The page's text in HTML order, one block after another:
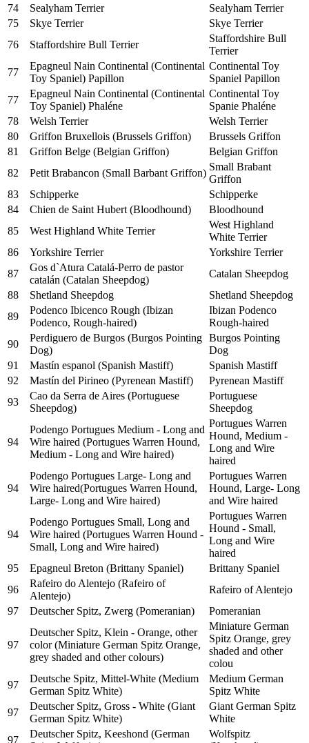
74
Sealyham Terrier
Sealyham Terrier
75
Skye Terrier
Skye Terrier
76
Staffordshire Bull Terrier
Staffordshire Bull
Terrier
77
Epagneul Nain Continental (Continental
Toy Spaniel) Papillon
Continental Toy
Spaniel Papillon
77
Epagneul Nain Continental (Continental
Toy Spaniel) Phaléne
Continental Toy
Spanie Phaléne
78
Welsh Terrier
Welsh Terrier
80
Griffon Bruxellois (Brussels Griffon)
Brussels Griffon
81
Griffon Belge (Belgian Griffon)
Belgian Griffon
82
Petit Brabancon (Small Barbant Griffon)
Small Brabant
Griffon
83
Schipperke
Schipperke
84
Chien de Saint Hubert (Bloodhound)
Bloodhound
85
West Highland White Terrier
West Highland
White Terrier
86
Yorkshire Terrier
Yorkshire Terrier
87
Gos d`Atura Catalá-Perro de pastor
catalán (Catalan Sheepdog)
Catalan Sheepdog
88
Shetland Sheepdog
Shetland Sheepdog
89
Podenco Ibicenco Rough (Ibizan
Podenco, Rough-haired)
Ibizan Podenco
Rough-haired
90
Perdiguero de Burgos (Burgos Pointing
Dog)
Burgos Pointing
Dog
91
Mastín espanol (Spanish Mastiff)
Spanish Mastiff
92
Mastín del Pirineo (Pyrenean Mastiff)
Pyrenean Mastiff
93
Cao da Serra de Aires (Portuguese
Sheepdog)
Portuguese
Sheepdog
94
Podengo Portugues Medium - Long and
Wire haired (Portugues Warren Hound,
Medium - Long and Wire haired)
Portugues Warren
Hound, Medium -
Long and Wire
haired
94
Podengo Portugues Large- Long and
Wire haired(Portugues Warren Hound,
Large- Long and Wire haired)
Portugues Warren
Hound, Large- Long
and Wire haired
94
Podengo Portugues Small, Long and
Wire haired (Portugues Warren Hound -
Small, Long and Wire haired)
Portugues Warren
Hound - Small,
Long and Wire
haired
95
Epagneul Breton (Brittany Spaniel)
Brittany Spaniel
96
Rafeiro do Alentejo (Rafeiro of
Alentejo)
Rafeiro of Alentejo
97
Deutscher Spitz, Zwerg (Pomeranian) Pomeranian
97
Deutscher Spitz, Klein - Orange, other
color (Miniature German Spitz Orange,
grey shaded and other colours)
Miniature German
Spitz Orange, grey
shaded and other
colou
97
Deutsche Spitz, Mittel-White (Medium
German Spitz White)
Medium German
Spitz White
97
Deutscher Spitz, Gross - White (Giant
German Spitz White)
Giant German Spitz
White
97
Deutscher Spitz, Keeshond (German
Wolfspitz